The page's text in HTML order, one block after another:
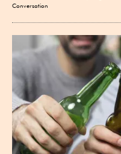
Conversation